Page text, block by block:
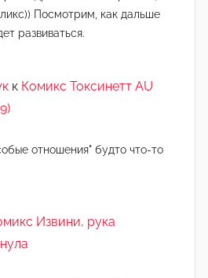
Посмотрим, как дальше
развиваться.
к Комикс Токсинетт AU
отношения" будто что-то
Извини, рука